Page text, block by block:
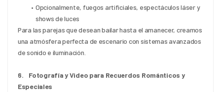
Opcionalmente, fuegos artificiales, espectáculos láser y
shows de luces
Para las parejas que desean bailar hasta el amanecer, creamos
una atmósfera perfecta de escenario con sistemas avanzados
de sonido e iluminación.
6.    Fotografía y Video para Recuerdos Románticos y
Especiales